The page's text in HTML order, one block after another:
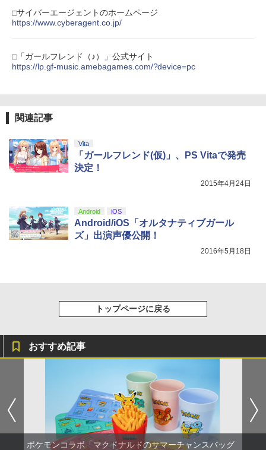
□サイバーエージェントのホームページ
https://www.cyberagent.co.jp/
□「ガールフレンド（♪）」公式サイト
https://lp.gf-music.amebagames.com/?device=pc
関連記事
Vita
「ガールフレンド(仮)」、PS Vitaで発売
決定！
2015年4月24日
Android iOS
Android/iOS「オルタナティブガール
ズ」出演声優公開！
2016年5月18日
トップページに戻る
おすすめ記事
ポケモンコラボ「マクドナルドのサマーチャンスバッグ